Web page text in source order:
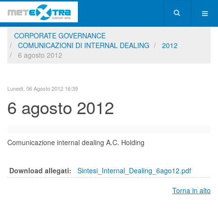
CORPORATE GOVERNANCE
COMUNICAZIONI DI INTERNAL DEALING
2012
6 agosto 2012
Lunedì, 06 Agosto 2012 16:39
6 agosto 2012
Comunicazione internal dealing A.C. Holding
Download allegati: Sintesi_Internal_Dealing_6ago12.pdf
Torna in alto